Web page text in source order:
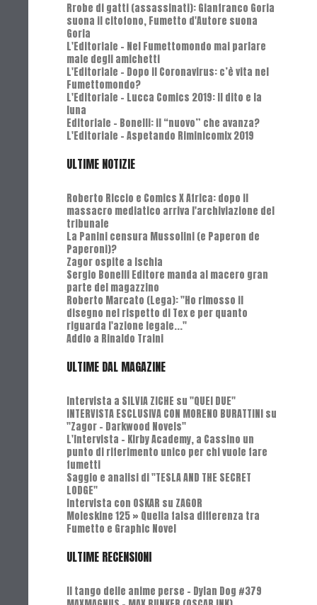
Rrobe di gatti (assassinati): Gianfranco Goria
suona il citofono, Fumetto d'Autore suona
Goria
L'Editoriale - Nel Fumettomondo mai parlare
male degli amichetti
L'Editoriale - Dopo il Coronavirus: c’è vita nel
Fumettomondo?
L'Editoriale - Lucca Comics 2019: Il dito e la
luna
Editoriale - Bonelli: il “nuovo” che avanza?
L'Editoriale - Aspetando Riminicomix 2019
ULTIME NOTIZIE
Roberto Riccio e Comics X Africa: dopo il
massacro mediatico arriva l'archiviazione del
tribunale
La Panini censura Mussolini (e Paperon de
Paperoni)?
Zagor ospite a Ischia
Sergio Bonelli Editore manda al macero gran
parte del magazzino
Roberto Marcato (Lega): "Ho rimosso il
disegno nel rispetto di Tex e per quanto
riguarda l'azione legale..."
Addio a Rinaldo Traini
ULTIME DAL MAGAZINE
Intervista a SILVIA ZICHE su "QUEI DUE"
INTERVISTA ESCLUSIVA CON MORENO BURATTINI su
"Zagor - Darkwood Novels"
L'Intervista - Kirby Academy, a Cassino un
punto di riferimento unico per chi vuole fare
fumetti
Saggio e analisi di "TESLA AND THE SECRET
LODGE"
Intervista con OSKAR su ZAGOR
Moleskine 125 » Quella falsa differenza tra
Fumetto e Graphic Novel
ULTIME RECENSIONI
Il tango delle anime perse - Dylan Dog #379